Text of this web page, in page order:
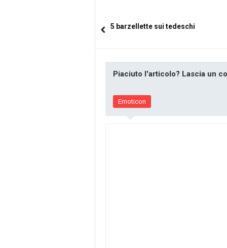
5 barzellette sui tedeschi
Piaciuto l'articolo? Lascia un
Emoticon